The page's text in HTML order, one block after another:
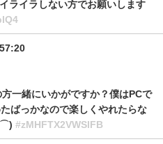
ライラしない方でお願いします
一緒にいかがですか？僕はPCで
ばっかなので楽しくやれたらな
#zMHFTX2VWSlFB